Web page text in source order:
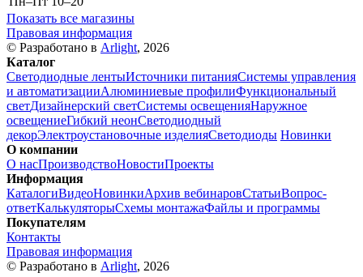
Показать все магазины
Правовая информация
© Разработано в Arlight, 2026
Каталог
Светодиодные лентыИсточники питанияСистемы управления
и автоматизацииАлюминиевые профилиФункциональный
светДизайнерский светСистемы освещенияНаружное
освещениеГибкий неонСветодиодный
декорЭлектроустановочные изделияСветодиоды Новинки
О компании
О насПроизводствоНовостиПроекты
Информация
КаталогиВидеоНовинкиАрхив вебинаровСтатьиВопрос-
ответКалькуляторыСхемы монтажаФайлы и программы
Покупателям
Контакты
Правовая информация
© Разработано в Arlight, 2026